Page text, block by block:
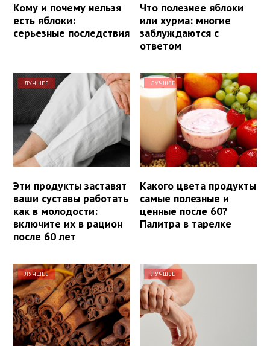
Кому и почему нельзя
есть яблоки:
серьезные последствия
Что полезнее яблоки
или хурма: многие
заблуждаются с
ответом
ЛУЧШЕЕ
Эти продукты заставят
ваши суставы работать
как в молодости:
включите их в рацион
после 60 лет
ЛУЧШЕЕ
Какого цвета продукты
самые полезные и
ценные после 60?
Палитра в тарелке
ЛУЧШЕЕ ЛУЧШЕЕ